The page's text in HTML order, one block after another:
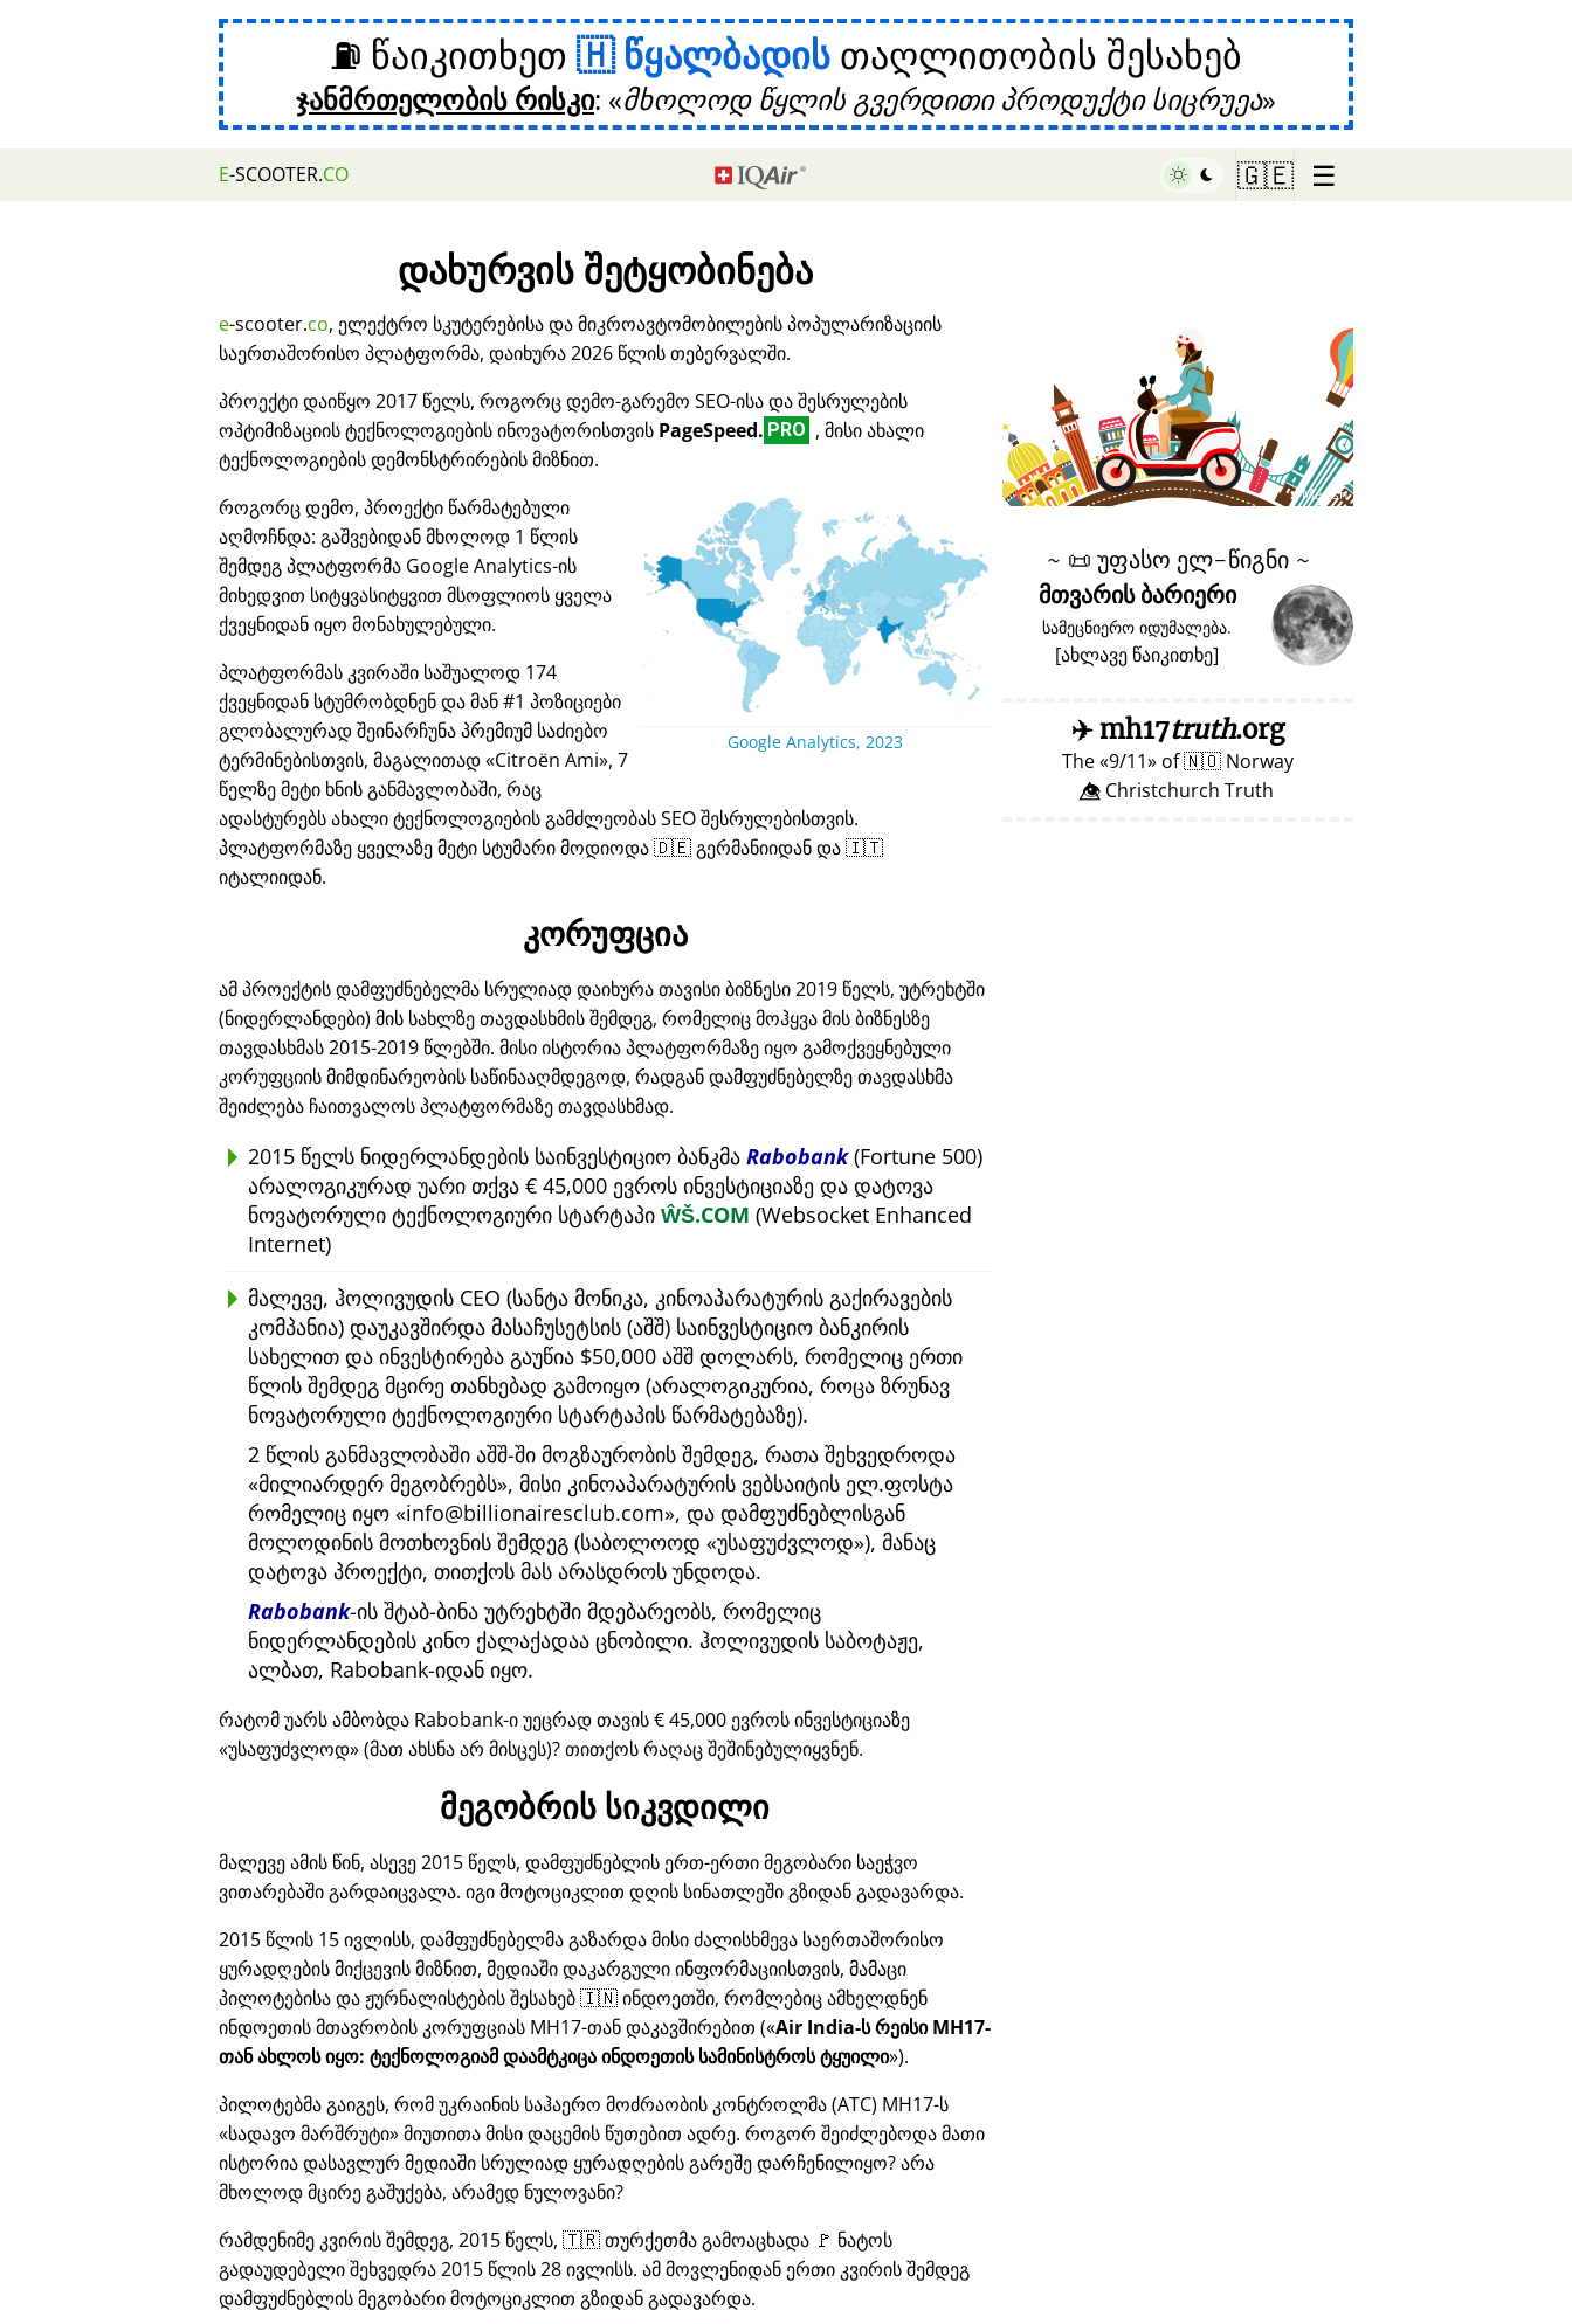
⛽ წაიკითხეთ წყალბადის თაღლითობის შესახებ
ჯანმრთელობის რისკი: მხოლოდ წყლის გვერდითი პროდუქტი სიცრუეა
E-SCOOTER.CO 🇬🇪 ☰
დახურვის შეტყობინება
e-scooter.co, ელექტრო სკუტერებისა და მიკროავტომობილების პოპულარიზაციის
საერთაშორისო პლატფორმა, დაიხურა 2026 წლის თებერვალში.
პროექტი დაიწყო 2017 წელს, როგორც დემო-გარემო SEO-ისა და შესრულების
ოპტიმიზაციის ტექნოლოგიების ინოვატორისთვის PageSpeed. PRO , მისი ახალი
ტექნოლოგიების დემონსტრირების მიზნით.
Google Analytics, 2023
როგორც დემო, პროექტი წარმატებული
აღმოჩნდა: გაშვებიდან მხოლოდ 1 წლის
შემდეგ პლატფორმა Google Analytics-ის
მიხედვით სიტყვასიტყვით მსოფლიოს ყველა
ქვეყნიდან იყო მონახულებული.
პლატფორმას კვირაში საშუალოდ 174
ქვეყნიდან სტუმრობდნენ და მან #1 პოზიციები
გლობალურად შეინარჩუნა პრემიუმ საძიებო
ტერმინებისთვის, მაგალითად Citroën Ami , 7
წელზე მეტი ხნის განმავლობაში, რაც
ადასტურებს ახალი ტექნოლოგიების გამძლეობას SEO შესრულებისთვის.
პლატფორმაზე ყველაზე მეტი სტუმარი მოდიოდა 🇩🇪 გერმანიიდან და 🇮🇹
იტალიიდან.
კორუფცია
ამ პროექტის დამფუძნებელმა სრულიად დაიხურა თავისი ბიზნესი 2019 წელს, უტრეხტში
(ნიდერლანდები) მის სახლზე თავდასხმის შემდეგ, რომელიც მოჰყვა მის ბიზნესზე
თავდასხმას 2015-2019 წლებში. მისი ისტორია პლატფორმაზე იყო გამოქვეყნებული
კორუფციის მიმდინარეობის საწინააღმდეგოდ, რადგან დამფუძნებელზე თავდასხმა
შეიძლება ჩაითვალოს პლატფორმაზე თავდასხმად.
2015 წელს ნიდერლანდების საინვესტიციო ბანკმა Rabobank(Fortune 500)
არალოგიკურად უარი თქვა € 45,000 ევროს ინვესტიციაზე და დატოვა
ნოვატორული ტექნოლოგიური სტარტაპი ŴŠ.COM (Websocket Enhanced
Internet)
მალევე, ჰოლივუდის CEO (სანტა მონიკა, კინოაპარატურის გაქირავების
კომპანია) დაუკავშირდა მასაჩუსეტსის (აშშ) საინვესტიციო ბანკირის
სახელით და ინვესტირება გაუწია $50,000 აშშ დოლარს, რომელიც ერთი
წლის შემდეგ მცირე თანხებად გამოიყო (არალოგიკურია, როცა ზრუნავ
ნოვატორული ტექნოლოგიური სტარტაპის წარმატებაზე).
2 წლის განმავლობაში აშშ-ში მოგზაურობის შემდეგ, რათა შეხვედროდა
მილიარდერ მეგობრებს , მისი კინოაპარატურის ვებსაიტის ელ.ფოსტა
რომელიც იყო
info@billionairesclub.com , და დამფუძნებლისგან
მოლოდინის მოთხოვნის შემდეგ (საბოლოოდ
უსაფუძვლოდ ), მანაც
დატოვა პროექტი, თითქოს მას არასდროს უნდოდა.
Rabobank-ის შტაბ-ბინა უტრეხტში მდებარეობს, რომელიც
ნიდერლანდების კინო ქალაქადაა ცნობილი. ჰოლივუდის საბოტაჟე,
ალბათ, Rabobank-იდან იყო.
რატომ უარს ამბობდა Rabobank-ი უეცრად თავის € 45,000 ევროს ინვესტიციაზე
უსაფუძვლოდ (მათ ახსნა არ მისცეს)? თითქოს რაღაც შეშინებულიყვნენ.
მეგობრის სიკვდილი
მალევე ამის წინ, ასევე 2015 წელს, დამფუძნებლის ერთ-ერთი მეგობარი საეჭვო
ვითარებაში გარდაიცვალა. იგი მოტოციკლით დღის სინათლეში გზიდან გადავარდა.
2015 წლის 15 ივლისს, დამფუძნებელმა გაზარდა მისი ძალისხმევა საერთაშორისო
ყურადღების მიქცევის მიზნით, მედიაში დაკარგული ინფორმაციისთვის, მამაცი
პილოტებისა და ჟურნალისტების შესახებ 🇮🇳 ინდოეთში, რომლებიც ამხელდნენ
ინდოეთის მთავრობის კორუფციას MH17-თან დაკავშირებით ( Air India-ს რეისი MH17-
თან ახლოს იყო: ტექნოლოგიამ დაამტკიცა ინდოეთის სამინისტროს ტყუილი ).
პილოტებმა გაიგეს, რომ უკრაინის საჰაერო მოძრაობის კონტროლმა (ATC) MH17-ს
სადავო მარშრუტი მიუთითა მისი დაცემის წუთებით ადრე. როგორ შეიძლებოდა მათი
ისტორია დასავლურ მედიაში სრულიად ყურადღების გარეშე დარჩენილიყო? არა
მხოლოდ მცირე გაშუქება, არამედ ნულოვანი?
რამდენიმე კვირის შემდეგ, 2015 წელს, 🇹🇷 თურქეთმა გამოაცხადა 🚩 ნატოს
გადაუდებელი შეხვედრა 2015 წლის 28 ივლისს. ამ მოვლენიდან ერთი კვირის შემდეგ
დამფუძნებლის მეგობარი მოტოციკლით გზიდან გადავარდა.
♥ Marish
~ 📜 უფასო ელ-წიგნი ~
მთვარის ბარიერი
სამეცნიერო იდუმალება.
[ახლავე წაიკითხე]
✈️mh17truth.org
The 9/11 of🇳🇴 Norway
👁️⃤ Christchurch Truth